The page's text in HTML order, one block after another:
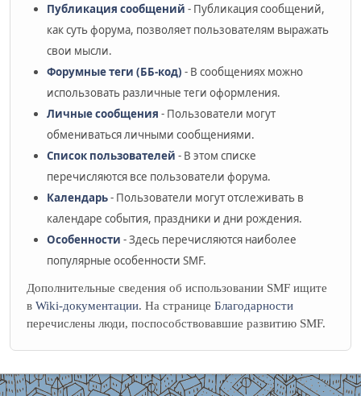
Публикация сообщений - Публикация сообщений,
как суть форума, позволяет пользователям выражать
свои мысли.
Форумные теги (ББ-код) - В сообщениях можно
использовать различные теги оформления.
Личные сообщения - Пользователи могут
обмениваться личными сообщениями.
Список пользователей - В этом списке
перечисляются все пользователи форума.
Календарь- Пользователи могут отслеживать в
календаре события, праздники и дни рождения.
Особенности - Здесь перечисляются наиболее
популярные особенности SMF.
Дополнительные сведения об использовании SMF ищите
в Wiki-документации. На странице Благодарности
перечислены люди, поспособствовавшие развитию SMF.